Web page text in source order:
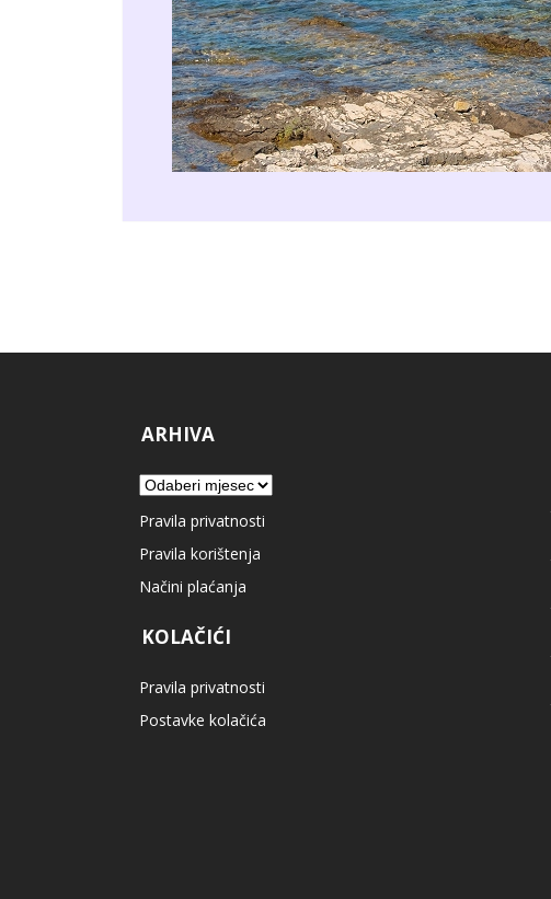
ARHIVA
Arhiva
Pravila privatnosti
Pravila korištenja
Načini plaćanja
KOLAČIĆI
Pravila privatnosti
Postavke kolačića